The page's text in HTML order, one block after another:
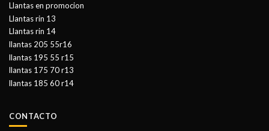
Llantas en promocion
Llantas rin 13
Llantas rin 14
llantas 205 55r16
llantas 195 55 r15
llantas 175 70 r13
llantas 185 60 r14
CONTACTO